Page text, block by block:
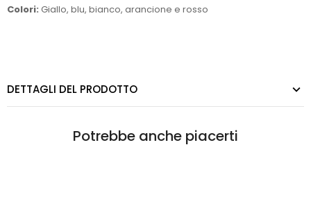
Colori: Giallo, blu, bianco, arancione e rosso
DETTAGLI DEL PRODOTTO
Potrebbe anche piacerti